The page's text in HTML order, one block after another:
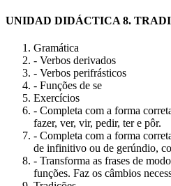
UNIDAD DIDÁCTICA 8.
Gramática
- Verbos derivados
- Verbos perifrásticos
- Funções de se
Exercícios
- Completa com a forma
fazer, ver, vir, pedir, ter e pôr.
- Completa com a forma
de infinitivo ou de gerúndio,
- Transforma as frases de
funções. Faz os câmbios